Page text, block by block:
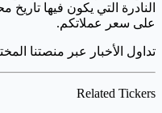
النادرة التي يكون فيها
على سعر عملاتكم.
تداول الأخبار عبر منصتنا
Related Tickers